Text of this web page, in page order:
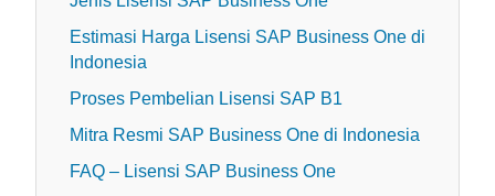
Estimasi Harga Lisensi SAP Business One di
Indonesia
Proses Pembelian Lisensi SAP B1
Mitra Resmi SAP Business One di Indonesia
FAQ – Lisensi SAP Business One